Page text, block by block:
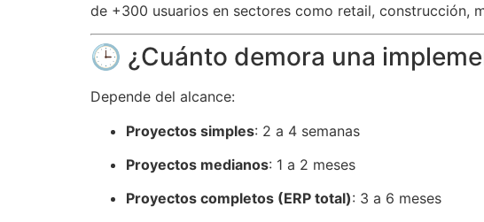
de +300 usuarios en sectores como retail, construcción,
🕒 ¿Cuánto demora una
Depende del alcance:
Proyectos simples: 2 a 4 semanas
Proyectos medianos: 1 a 2 meses
Proyectos completos (ERP total): 3 a 6 meses